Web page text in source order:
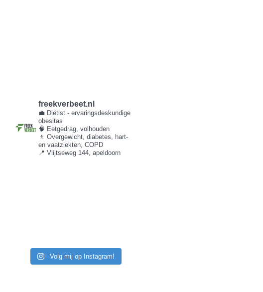
freekverbeet.nl
💼 Diëtist - ervaringsdeskundige
obesitas
🧠 Eetgedrag, volhouden
🚶 Overgewicht, diabetes, hart-
en vaatziekten, COPD
📍 Vlijtseweg 144, apeldoorn
Volg mij op Instagram!